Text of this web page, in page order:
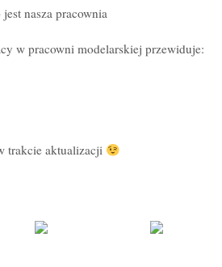
w pracowni modelarskiej przewiduje:
trakcie aktualizacji